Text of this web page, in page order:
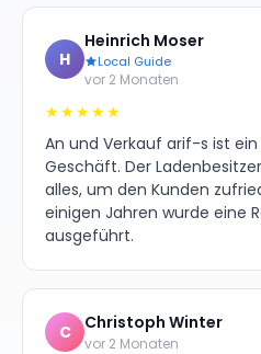
H
Heinrich Moser
Local Guide
vor 2 Monaten
★★★★★
An und Verkauf arif-s ist
Geschäft. Der
alles, um den Kunden
einigen Jahren wurde eine
ausgeführt.
C Christoph Winter
vor 2 Monaten